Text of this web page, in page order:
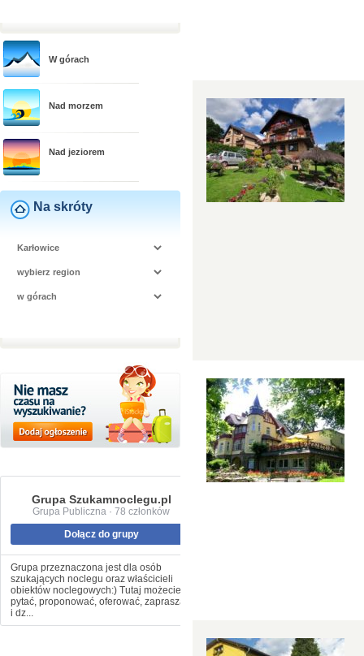
W górach
Nad morzem
Nad jeziorem
Na skróty
Grupa Szukamnoclegu.pl
Grupa Publiczna · 78 członków
Dołącz do grupy
Grupa przeznaczona jest dla osób
szukających noclegu oraz właścicieli
obiektów noclegowych:) Tutaj możecie
pytać, proponować, oferować, zapraszać
i dz...